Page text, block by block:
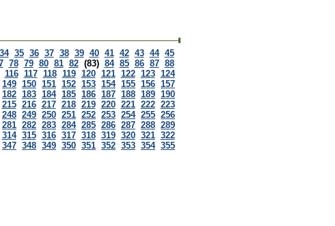
34 35 36 37 38 39 40 41 42 43 44 45
78 79 80 81 82 (83) 84 85 86 87 88
116 117 118 119 120 121 122 123 124
149 150 151 152 153 154 155 156 157
182 183 184 185 186 187 188 189 190
215 216 217 218 219 220 221 222 223
248 249 250 251 252 253 254 255 256
281 282 283 284 285 286 287 288 289
314 315 316 317 318 319 320 321 322
347 348 349 350 351 352 353 354 355